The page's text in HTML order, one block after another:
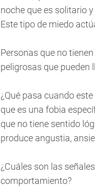
noche que es solitario
Este tipo de miedo
Personas que no
peligrosas que pueden
¿Qué pasa cuando
que es una fobia
que no tiene sentido
produce angustia,
¿Cuáles son las
comportamiento?